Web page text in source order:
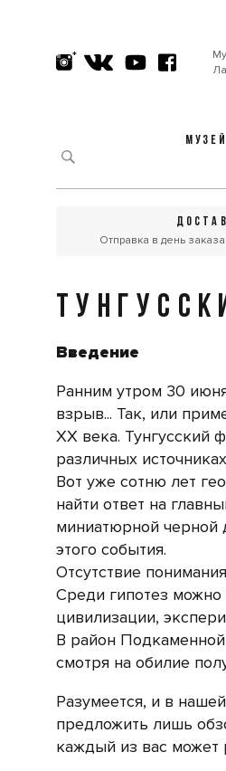
МУЗЕЙ
Отправка в день
Введение
Ранним утром 30
взрыв... Так, или
XX века. Тунгусский
различных
Вот уже сотню лет
найти ответ на
миниатюрной черной
этого события.
Отсутствие
Среди гипотез можно
цивилизации,
В район Подкаменной
смотря на обилие
Разумеется, и в
предложить лишь
каждый из вас может